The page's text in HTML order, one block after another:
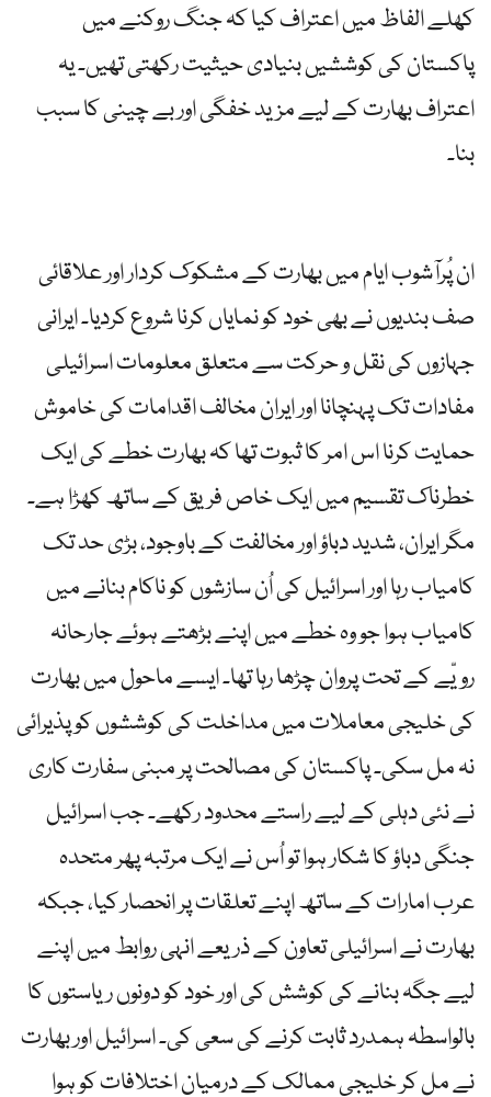
کھلے الفاظ میں اعتراف کیا کہ جنگ روکنے میں
پاکستان کی کوششیں بنیادی حیثیت رکھتی تھیں۔ یہ
اعتراف بھارت کے لیے مزید خفگی اور بے چینی کا سبب
بنا۔
ان پُرآشوب ایام میں بھارت کے مشکوک کردار اور علاقائی
صف بندیوں نے بھی خود کو نمایاں کرنا شروع کردیا۔ ایرانی
جہازوں کی نقل و حرکت سے متعلق معلومات اسرائیلی
مفادات تک پہنچانا اور ایران مخالف اقدامات کی خاموش
حمایت کرنا اس امر کا ثبوت تھا کہ بھارت خطے کی ایک
خطرناک تقسیم میں ایک خاص فریق کے ساتھ کھڑا ہے۔
مگر ایران، شدید دباؤ اور مخالفت کے باوجود، بڑی حد تک
کامیاب رہا اور اسرائیل کی اُن سازشوں کو ناکام بنانے میں
کامیاب ہوا جو وہ خطے میں اپنے بڑھتے ہوئے جارحانہ
رویّے کے تحت پروان چڑھا رہا تھا۔ ایسے ماحول میں بھارت
کی خلیجی معاملات میں مداخلت کی کوششوں کو پذیرائی
نہ مل سکی۔ پاکستان کی مصالحت پر مبنی سفارت کاری
نے نئی دہلی کے لیے راستے محدود رکھے۔ جب اسرائیل
جنگی دباؤ کا شکار ہوا تو اُس نے ایک مرتبہ پھر متحدہ
عرب امارات کے ساتھ اپنے تعلقات پر انحصار کیا، جبکہ
بھارت نے اسرائیلی تعاون کے ذریعے انہی روابط میں اپنے
لیے جگہ بنانے کی کوشش کی اور خود کو دونوں ریاستوں کا
بالواسطہ ہمدرد ثابت کرنے کی سعی کی۔ اسرائیل اور بھارت
نے مل کر خلیجی ممالک کے درمیان اختلافات کو ہوا